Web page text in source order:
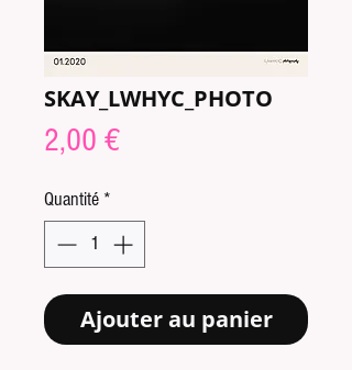
SKAY_LWHYC_PHOTO
2,00 €Prix
Quantité *
Ajouter au panier